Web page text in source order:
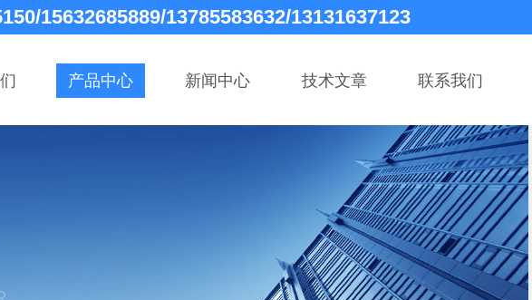
15632685889/13785583632/13131637123
产品中心 新闻中心 技术文章 联系我们